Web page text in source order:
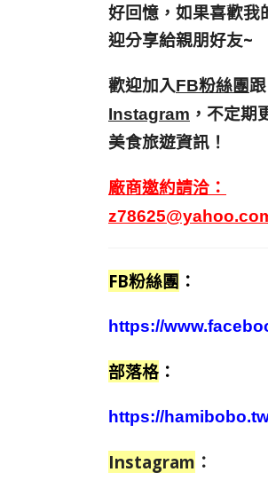
好回憶， 如果喜歡我
迎分享給親朋好友~
歡迎加入FB粉絲團跟
Instagram ，不定期
美食旅遊資訊！
廠商邀約請洽：
FB粉絲團 ：
https://
部落格 ：
https://
Instagram ：